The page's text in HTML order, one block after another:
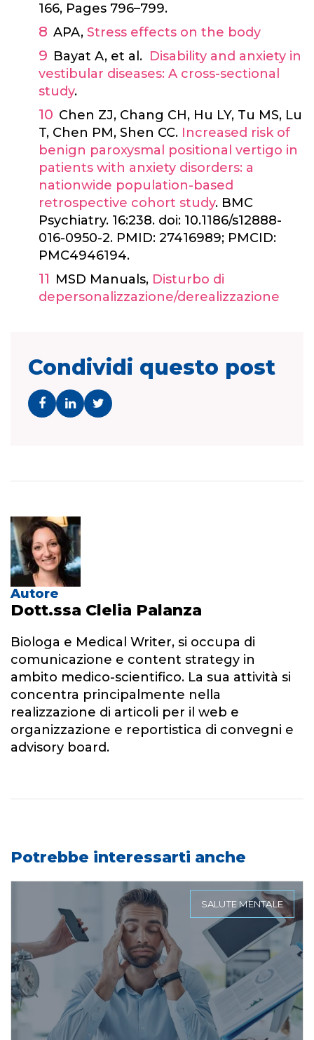
166, Pages 796–799.
APA, Stress effects on the body
Bayat A, et al. Disability and anxiety in
vestibular diseases: A cross-sectional
study.
Chen ZJ, Chang CH, Hu LY, Tu MS, Lu
T, Chen PM, Shen CC. Increased risk of
benign paroxysmal positional vertigo in
patients with anxiety disorders: a
nationwide population-based
retrospective cohort study. BMC
Psychiatry. 16:238. doi: 10.1186/s12888-
016-0950-2. PMID: 27416989; PMCID:
PMC4946194.
MSD Manuals, Disturbo di
depersonalizzazione/derealizzazione
Condividi questo post
Autore
Dott.ssa Clelia Palanza
Biologa e Medical Writer, si occupa di
comunicazione e content strategy in
ambito medico-scientifico. La sua attività si
concentra principalmente nella
realizzazione di articoli per il web e
organizzazione e reportistica di convegni e
advisory board.
Potrebbe interessarti anche
SALUTE MENTALE